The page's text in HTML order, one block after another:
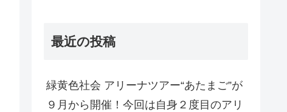
最近の投稿
緑黄色社会 アリーナツアー“あたまご”が
９月から開催！今回は自身２度目のアリ